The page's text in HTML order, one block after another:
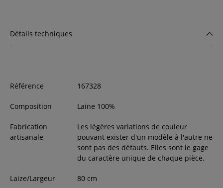
Détails techniques
Référence 167328
Composition Laine 100%
Fabrication
artisanale
Les légères variations de couleur
pouvant exister d'un modèle à l'autre ne
sont pas des défauts. Elles sont le gage
du caractère unique de chaque pièce.
Laize/Largeur 80cm